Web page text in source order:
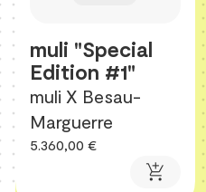
muli "Special
Edition #1"
muli X Besau-
Marguerre
5.360,00 €
add_shopping_cart